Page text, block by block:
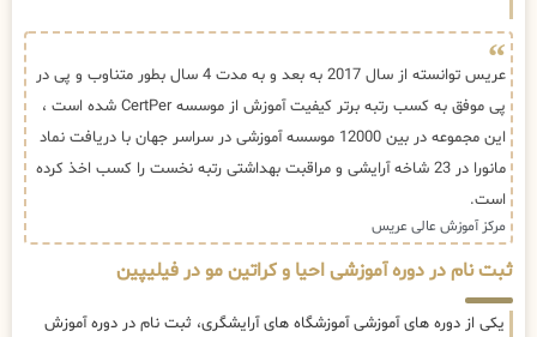
عریس توانسته از سال 2017 به بعد و به مدت 4 سال بطور متناوب و پی در
پی موفق به کسب رتبه برتر کیفیت آموزش از موسسه CertPer شده است ،
این مجموعه در بین 12000 موسسه آموزشی در سراسر جهان با دریافت نماد
مانورا در 23 شاخه آرایشی و مراقبت بهداشتی رتبه نخست را کسب اخذ کرده
است.
مرکز آموزش عالی عریس
ثبت نام در دوره آموزشی احیا و کراتین مو در فیلیپین
یکی از دوره های آموزشی آموزشگاه های آرایشگری، ثبت نام در دوره آموزش